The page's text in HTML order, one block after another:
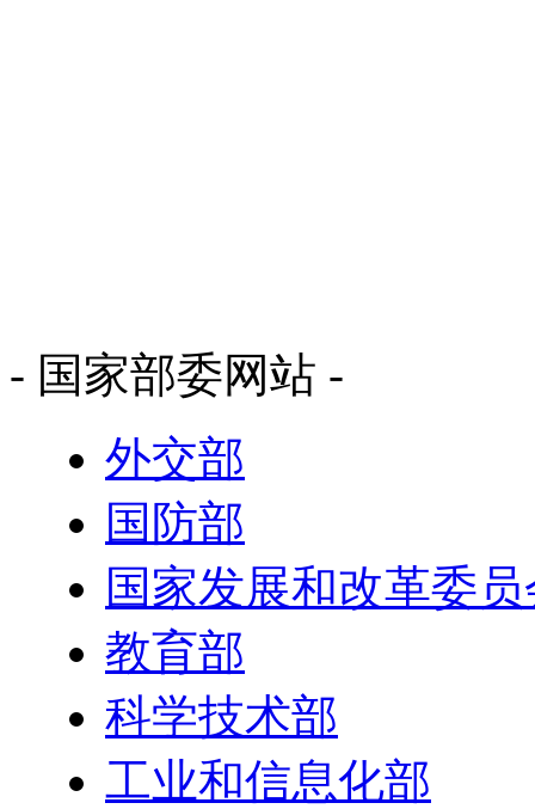
- 国家部委网站 -
外交部
国防部
国家发展和改革委
教育部
科学技术部
工业和信息化部